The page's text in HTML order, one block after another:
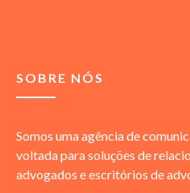
SOBRE NÓS
Somos uma agência de
voltada para soluções de
advogados e escritórios de